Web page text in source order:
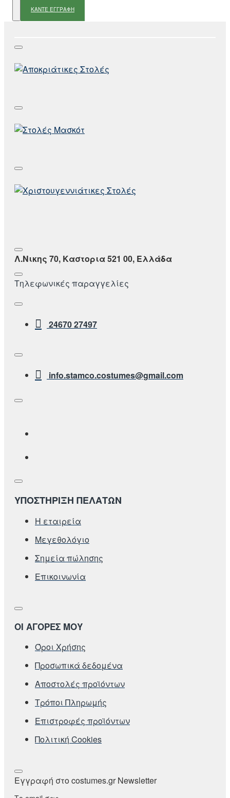
ΚΑΝΤΕ ΕΓΓΡΑΦΗ
Λ.Νικης 70, Καστορια 521 00, Ελλάδα
Τηλεφωνικές παραγγελίες
24670 27497
info.stamco.costumes@gmail.com
ΥΠΟΣΤΗΡΙΞΗ ΠΕΛΑΤΩΝ
Η εταιρεία
Μεγεθολόγιο
Σημεία πώλησης
Επικοινωνία
ΟΙ ΑΓΟΡΕΣ ΜΟΥ
Όροι Χρήσης
Προσωπικά δεδομένα
Αποστολές προϊόντων
Τρόποι Πληρωμής
Επιστροφές προϊόντων
Πολιτική Cookies
Εγγραφή στο costumes.gr Newsletter